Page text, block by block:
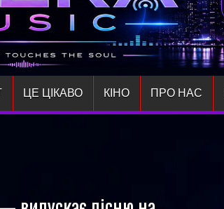
ЦЕ ЦІКАВО КІНО ПРО НАС